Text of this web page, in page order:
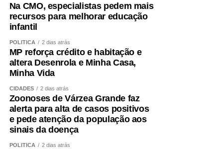
Na CMO, especialistas pedem mais
recursos para melhorar educação
infantil
POLÍTICA 2 dias atrás
MP reforça crédito e habitação e
altera Desenrola e Minha Casa,
Minha Vida
CIDADES 2 dias atrás
Zoonoses de Várzea Grande faz
alerta para alta de casos positivos
e pede atenção da população aos
sinais da doença
POLÍTICA 2 dias atrás